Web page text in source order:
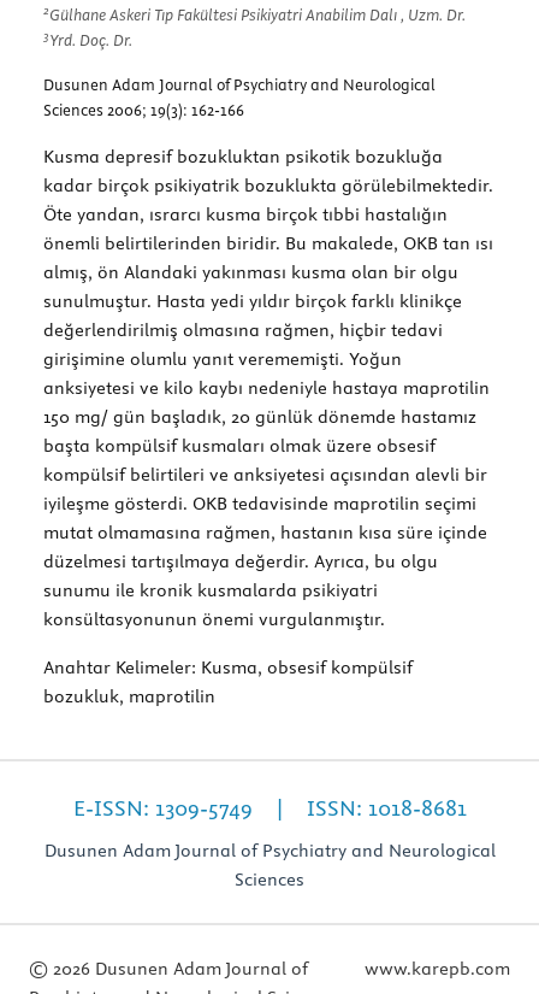
2Gülhane Askeri Tıp Fakültesi Psikiyatri Anabilim Dalı , Uzm. Dr.
3Yrd. Doç. Dr.
Dusunen Adam Journal of Psychiatry and Neurological
Sciences 2006; 19(3): 162-166
Kusma depresif bozukluktan psikotik bozukluğa
kadar birçok psikiyatrik bozuklukta görülebilmektedir.
Öte yandan, ısrarcı kusma birçok tıbbi hastalığın
önemli belirtilerinden biridir. Bu makalede, OKB tan ısı
almış, ön Alandaki yakınması kusma olan bir olgu
sunulmuştur. Hasta yedi yıldır birçok farklı klinikçe
değerlendirilmiş olmasına rağmen, hiçbir tedavi
girişimine olumlu yanıt verememişti. Yoğun
anksiyetesi ve kilo kaybı nedeniyle hastaya maprotilin
150 mg/ gün başladık, 20 günlük dönemde hastamız
başta kompülsif kusmaları olmak üzere obsesif
kompülsif belirtileri ve anksiyetesi açısından alevli bir
iyileşme gösterdi. OKB tedavisinde maprotilin seçimi
mutat olmamasına rağmen, hastanın kısa süre içinde
düzelmesi tartışılmaya değerdir. Ayrıca, bu olgu
sunumu ile kronik kusmalarda psikiyatri
konsültasyonunun önemi vurgulanmıştır.
Anahtar Kelimeler: Kusma, obsesif kompülsif
bozukluk, maprotilin
E-ISSN: 1309-5749 | ISSN: 1018-8681
Dusunen Adam Journal of Psychiatry and Neurological
Sciences
© 2026 Dusunen Adam Journal of
www.karepb.com